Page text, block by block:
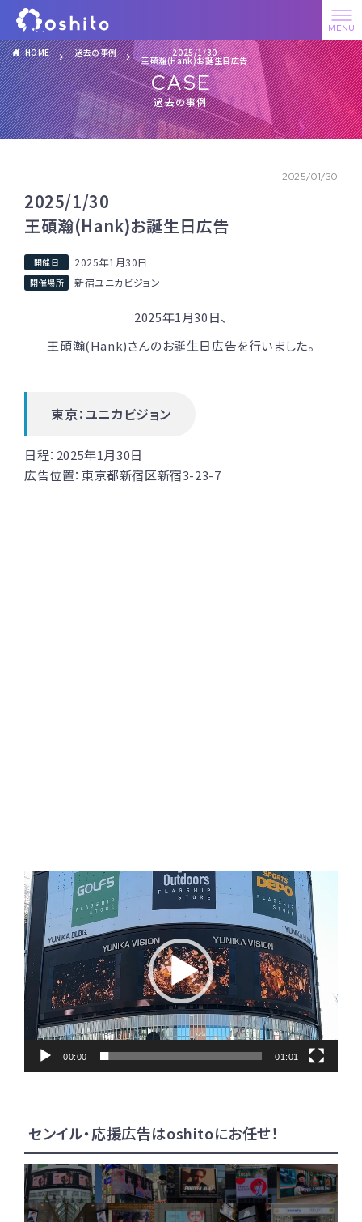
HOME 過去の事例 2025/1/30
王碩瀚(Hank)お誕生日広告
CASE
過去の事例
2025/01/30
2025/1/30
王碩瀚(Hank)お誕生日広告
2025年1月30日
新宿ユニカビジョン
2025年1月30日、
王碩瀚(Hank)さんのお誕生日広告を行いました。
東京：ユニカビジョン
日程：2025年1月30日
広告位置： 東京都新宿区新宿3-23-7
動
画
プ
レ
ー
ヤ
ー
00:00 01:01
センイル・応援広告はoshitoにお任せ！